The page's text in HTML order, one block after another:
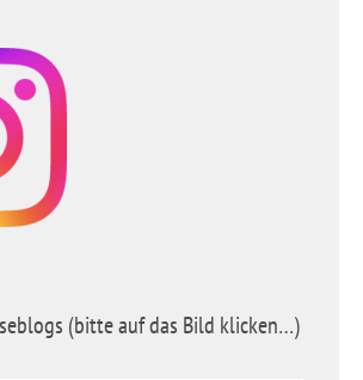
(bitte auf das Bild klicken…)